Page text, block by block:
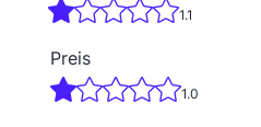
1.1
Preis
1.0